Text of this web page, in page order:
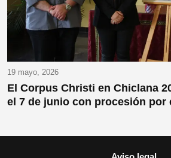
19 mayo, 2026
El Corpus Christi en Chiclana
el 7 de junio con procesión por